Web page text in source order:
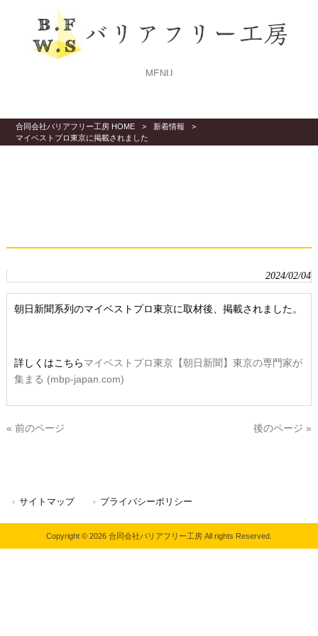
MENU
合同会社バリアフリー工房 HOME > 新着情報
>
マイベストプロ東京に掲載されました
2024/02/04
朝日新聞系列のマイベストプロ東京に取材後、掲載されました。
詳しくはこちらマイベストプロ東京【朝日新聞】東京の専門家が
集まる (mbp-japan.com)
« 前のページ 後のページ »
サイトマップ プライバシーポリシー
Copyright © 2026 合同会社バリアフリー工房 All rights Reserved.